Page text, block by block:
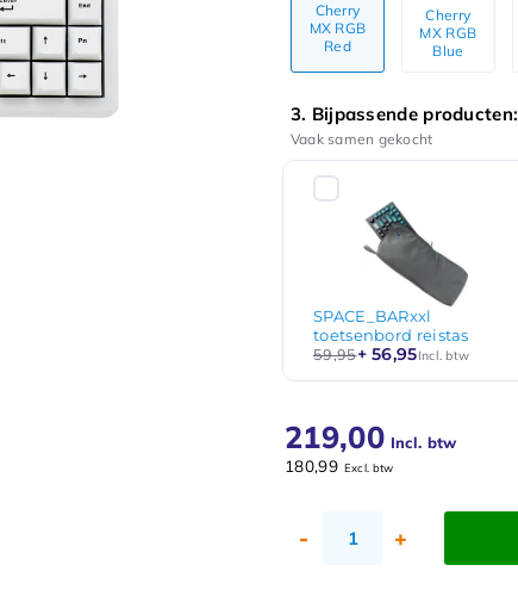
Cherry
MX RGB
Red
Cherry
MX RGB
Blue
3. Bijpassende producten:
Vaak samen gekocht
SPACE_BARxxl
toetsenbord reistas
59,95+ 56,95Incl. btw
219,00 Incl. btw
180,99 Excl. btw
- +